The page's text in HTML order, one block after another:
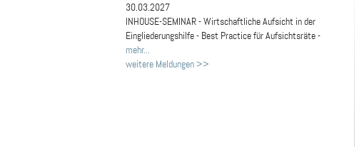
30.03.2027
INHOUSE-SEMINAR - Wirtschaftliche Aufsicht in der
Eingliederungshilfe - Best Practice für Aufsichtsräte -
mehr...
weitere Meldungen